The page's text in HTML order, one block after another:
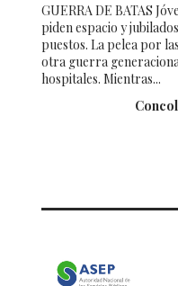
GUERRA DE BATAS
piden espacio y
puestos. La pelea por
otra guerra
hospitales. Mientras...